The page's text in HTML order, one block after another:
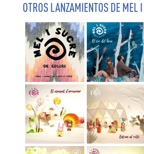
OTROS LANZAMIENTOS DE MEL